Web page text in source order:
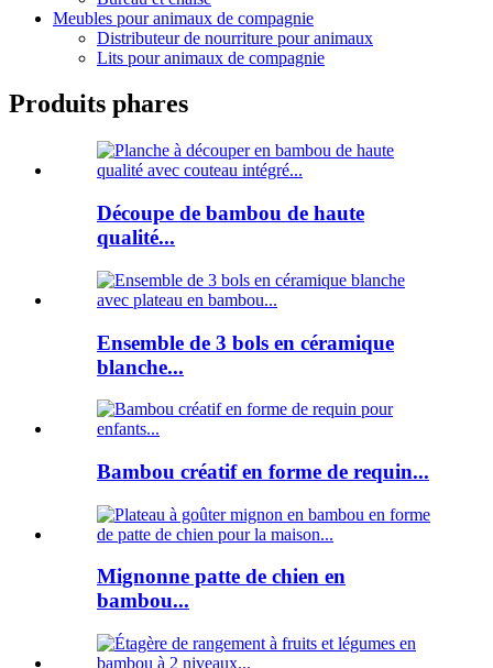
Meubles pour animaux de compagnie
Distributeur de nourriture pour animaux
Lits pour animaux de compagnie
Produits phares
Découpe de bambou de haute
qualité...
Ensemble de 3 bols en céramique
blanche...
Bambou créatif en forme de requin...
Mignonne patte de chien en
bambou...